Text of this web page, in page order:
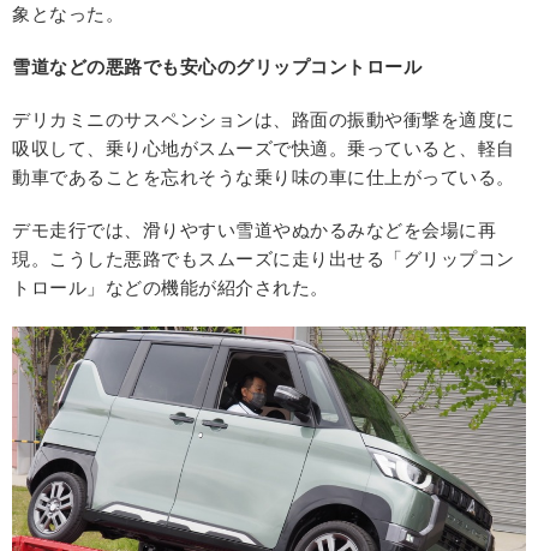
象となった。
雪道などの悪路でも安心のグリップコントロール
デリカミニのサスペンションは、路面の振動や衝撃を適度に
吸収して、乗り心地がスムーズで快適。乗っていると、軽自
動車であることを忘れそうな乗り味の車に仕上がっている。
デモ走行では、滑りやすい雪道やぬかるみなどを会場に再
現。こうした悪路でもスムーズに走り出せる「グリップコン
トロール」などの機能が紹介された。